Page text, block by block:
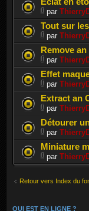
par
Tout sur
par
Remove
par
Effet
par
Extract an
par
Détourer
par
Miniature
par
Retour vers Index du
QUI EST EN LIGNE ?